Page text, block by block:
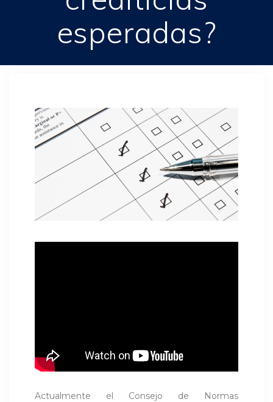
esperadas?
Actualmente el Consejo de Normas